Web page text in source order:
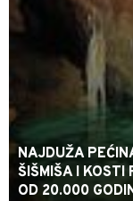
NAJDUŽA
ŠIŠMIŠA I KOSTI
OD 20.000